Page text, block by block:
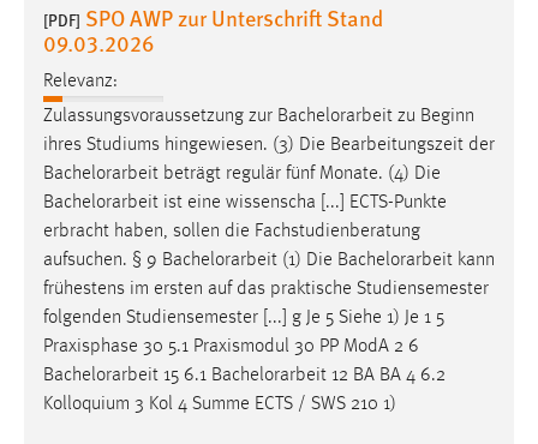
[PDF] SPO AWP zur Unterschrift Stand
09.03.2026
Relevanz:
Zulassungsvoraussetzung zur Bachelorarbeit zu Beginn
ihres Studiums hingewiesen. (3) Die Bearbeitungszeit der
Bachelorarbeit beträgt regulär fünf Monate. (4) Die
Bachelorarbeit ist eine wissenscha [...] ECTS-Punkte
erbracht haben, sollen die Fachstudienberatung
aufsuchen. § 9 Bachelorarbeit (1) Die Bachelorarbeit kann
frühestens im ersten auf das praktische Studiensemester
folgenden Studiensemester [...] g Je 5 Siehe 1) Je 1 5
Praxisphase 30 5.1 Praxismodul 30 PP ModA 2 6
Bachelorarbeit 15 6.1 Bachelorarbeit 12 BA BA 4 6.2
Kolloquium 3 Kol 4 Summe ECTS / SWS 210 1)
Name:
Zweck:
Das Cookie speichert die gewählte Sprache der Website.
Cookie Laufzeit:
Chat
Name:
MibewSessionID, MIBEW_UserID, mibew_locale, mibew-
chat-frame-style-5e9dbeb1811c0446